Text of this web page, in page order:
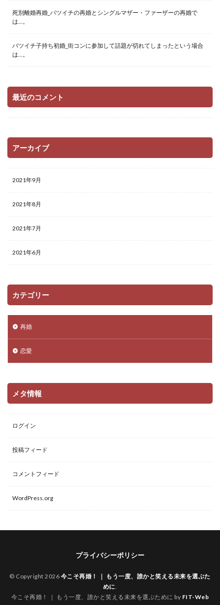
死別離婚再婚_バツイチの再婚とシングルマザー・ファーザーの再婚で
は…。
バツイチ子持ち初婚_街コンに参加して話題が切れてしまったという場合
は…。
最近のコメント
アーカイブ
2021年9月
2021年8月
2021年7月
2021年6月
カテゴリー
再婚
恋愛
メタ情報
ログイン
投稿フィード
コメントフィード
WordPress.org
プライバシーポリシー
© Copyright 2026 今こそ再婚！ ｜ もう一度、誰かと笑える未来を選ぶた
めに.
今こそ再婚！ ｜ もう一度、誰かと笑える未来を選ぶために by FIT-Web